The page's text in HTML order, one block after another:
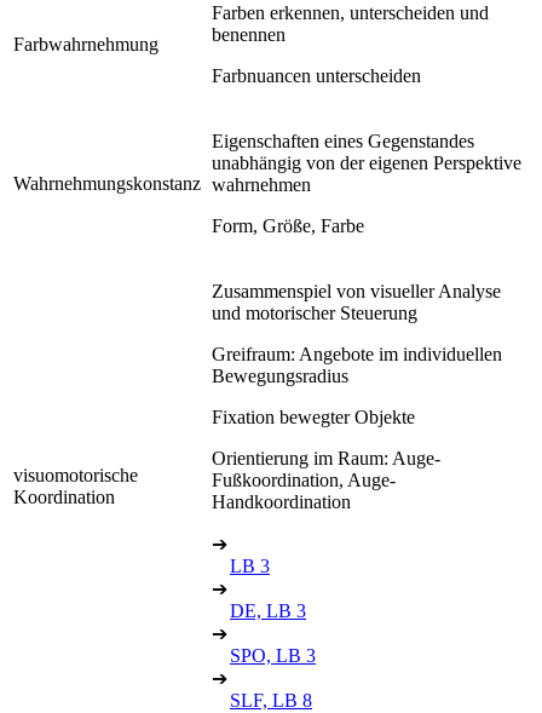
Farbwahrnehmung
Farben erkennen, unterscheiden und
benennen
Farbnuancen unterscheiden
Wahrnehmungskonstanz
Eigenschaften eines Gegenstandes
unabhängig von der eigenen Perspektive
wahrnehmen
Form, Größe, Farbe
visuomotorische
Koordination
Zusammenspiel von visueller Analyse
und motorischer Steuerung
Greifraum: Angebote im individuellen
Bewegungsradius
Fixation bewegter Objekte
Orientierung im Raum: Auge-
Fußkoordination, Auge-
Handkoordination
➔
LB 3
➔
DE, LB 3
➔
SPO, LB 3
➔
SLF, LB 8